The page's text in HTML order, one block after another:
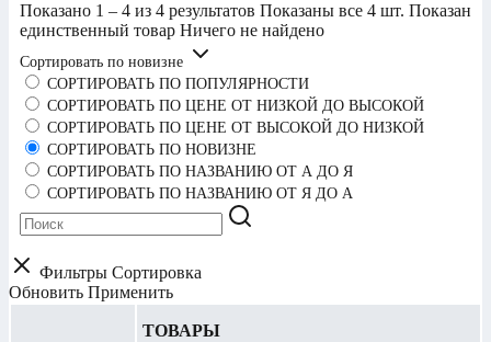
Показано 1 – 4 из 4 результатов Показаны все 4 шт. Показан
единственный товар Ничего не найдено
Сортировать по новизне
СОРТИРОВАТЬ ПО ПОПУЛЯРНОСТИ
СОРТИРОВАТЬ ПО ЦЕНЕ ОТ НИЗКОЙ ДО ВЫСОКОЙ
СОРТИРОВАТЬ ПО ЦЕНЕ ОТ ВЫСОКОЙ ДО НИЗКОЙ
СОРТИРОВАТЬ ПО НОВИЗНЕ
СОРТИРОВАТЬ ПО НАЗВАНИЮ ОТ А ДО Я
СОРТИРОВАТЬ ПО НАЗВАНИЮ ОТ Я ДО А
Фильтры Сортировка
Обновить Применить
ТОВАРЫ